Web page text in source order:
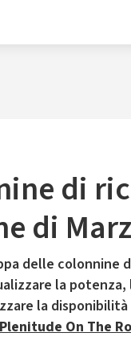
di
di
delle colonnine
la
la
On The